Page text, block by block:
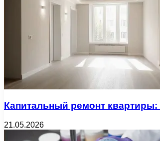
Капитальный ремонт квартиры:
21.05.2026